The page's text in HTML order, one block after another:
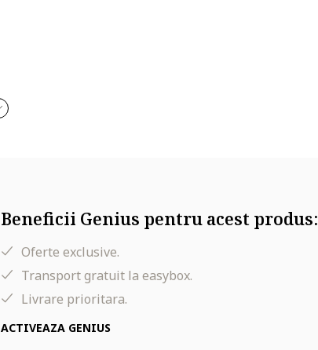
Beneficii Genius pentru acest produs:
Oferte exclusive.
Transport gratuit la easybox.
Livrare prioritara.
ACTIVEAZA GENIUS